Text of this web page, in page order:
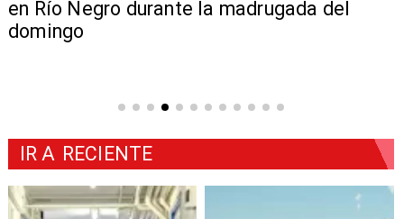
en Río Negro durante la madrugada del
domingo
IR A RECIENTE